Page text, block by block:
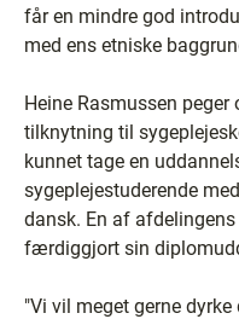
får en mindre god
med ens etniske
Heine Rasmussen
tilknytning til
kunnet tage en
sygeplejestuderende
dansk. En af
færdiggjort sin
"Vi vil meget gerne